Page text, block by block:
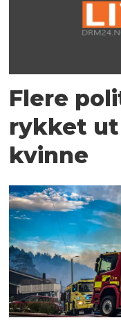
Flere
rykket
kvinne